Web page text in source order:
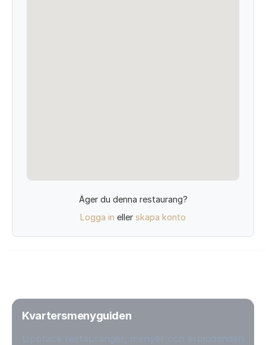
Äger du denna restaurang?
Logga in eller skapa konto
Kvartersmenyguiden